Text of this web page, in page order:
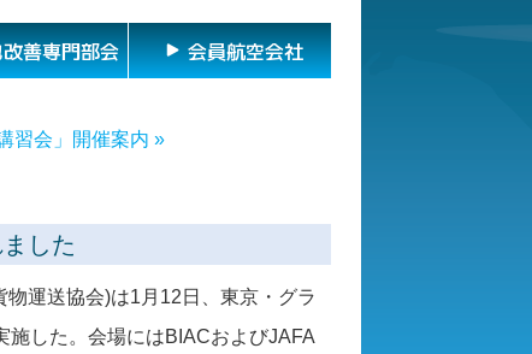
善専門部会 会員航空会社
習会」開催案内 »
した
物運送協会)は1月 12日、東京・グラ
施した。会場にはBIACおよびJAFA